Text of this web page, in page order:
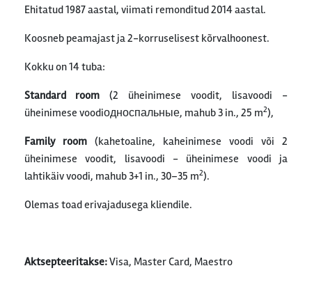
Ehitatud 1987 aastal, viimati remonditud 2014 aastal.
Koosneb peamajast ja 2-korruselisest kõrvalhoonest.
Kokku on 14 tuba:
Standard room
(2 üheinimese voodit, lisavoodi -
üheinimese voodiодноспальные, mahub 3 in., 25 m2),
Family room (kahetoaline, kaheinimese voodi või 2
üheinimese voodit, lisavoodi - üheinimese voodi ja
lahtikäiv voodi, mahub 3+1 in., 30–35 m2).
Olemas toad erivajadusega kliendile.
Aktsepteeritakse:Visa, Master Card, Maestro